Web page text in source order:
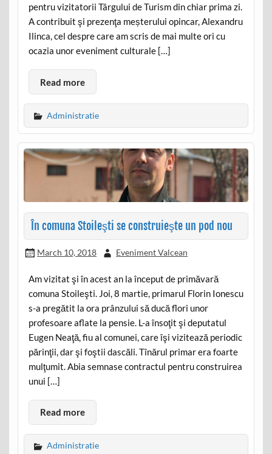
pentru vizitatorii Târgului de Turism din chiar prima zi.
A contribuit şi prezenţa meșterului opincar, Alexandru
Ilinca, cel despre care am scris de mai multe ori cu
ocazia unor eveniment culturale […]
Read more
Administratie
În comuna Stoileşti se construieşte un pod nou
March 10, 2018 Eveniment Valcean
Am vizitat şi în acest an la început de primăvară
comuna Stoileşti. Joi, 8 martie, primarul Florin Ionescu
s-a pregătit la ora prânzului să ducă flori unor
profesoare aflate la pensie. L-a însoţit şi deputatul
Eugen Neaţă, fiu al comunei, care îşi vizitează periodic
părinţii, dar şi foştii dascăli. Tînărul primar era foarte
mulţumit. Abia semnase contractul pentru construirea
unui […]
Read more
Administratie